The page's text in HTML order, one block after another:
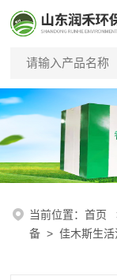
当前位置：首页
备 > 佳木斯生活